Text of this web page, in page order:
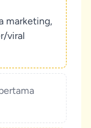
marketing,
viral